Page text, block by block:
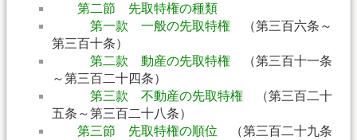
第二節 先取特権の種類
第一款 一般の先取特権 （第三百六条～
第三百十条）
第二款 動産の先取特権 （第三百十一条
～第三百二十四条）
第三款 不動産の先取特権 （第三百二十
五条～第三百二十八条）
第三節 先取特権の順位 （第三百二十九条